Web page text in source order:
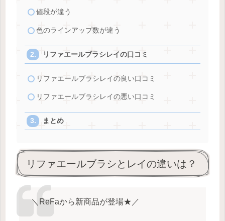
値段が違う
色のラインアップ数が違う
リファエールブラシレイの口コミ
リファエールブラシレイの良い口コミ
リファエールブラシレイの悪い口コミ
まとめ
リファエールブラシとレイの違いは？
＼ReFaから新商品が登場★／